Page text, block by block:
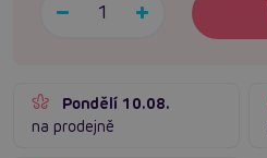
Pondělí 10.08.
na prodejně